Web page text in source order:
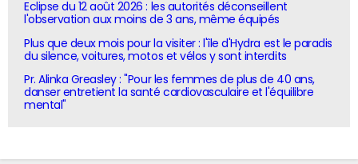
Eclipse du 12 août 2026 : les autorités déconseillent
l'observation aux moins de 3 ans, même équipés
Plus que deux mois pour la visiter : l'île d'Hydra est le paradis
du silence, voitures, motos et vélos y sont interdits
Pr. Alinka Greasley : "Pour les femmes de plus de 40 ans,
danser entretient la santé cardiovasculaire et l'équilibre
mental"